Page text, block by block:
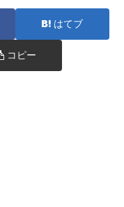
はてブ
コピー